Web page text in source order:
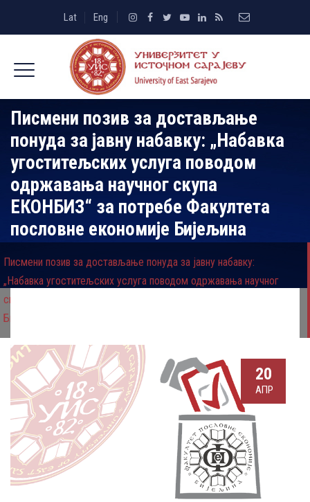
Lat Eng
Писмени позив за достављање
понуда за јавну набавку: „Набавка
угоститељских услуга поводом
одржавања научног скупа
ЕКОНБИЗ“ за потребе Факултета
пословне економије Бијељина
Писмени позив за достављање понуда за јавну набавку:
„Набавка угоститељских услуга поводом одржавања научног
скупа ЕКОНБИЗ“ за потребе Факултета пословне економије
Бијељина
20
АПР